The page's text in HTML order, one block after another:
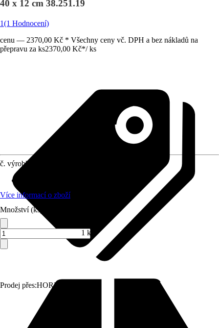
40 x 12 cm 38.251.19
1(1 Hodnocení)
cenu — 2370,00 Kč * Všechny ceny vč. DPH a bez nákladů na
přepravu za ks2370,00 Kč*/ ks
Prodej přes:HORNBACH
č. výrobku
Více informací o zboží
Množství (ks)
1 ks